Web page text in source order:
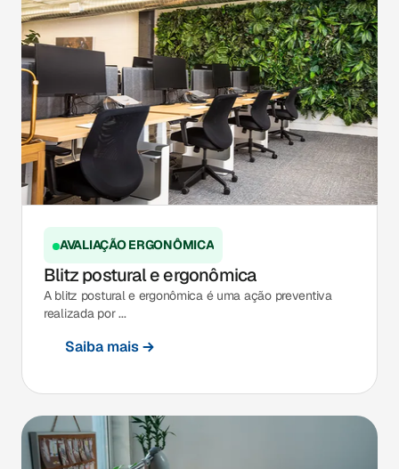
AVALIAÇÃO ERGONÔMICA
Blitz postural e ergonômica
A blitz postural e ergonômica é uma ação preventiva
realizada por ...
Saiba mais